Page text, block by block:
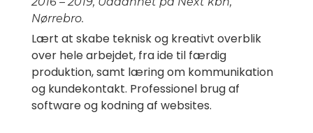
Nørrebro.
Lært at skabe teknisk og kreativt overblik
over hele arbejdet, fra ide til færdig
produktion, samt læring om kommunikation
og kundekontakt. Professionel brug af
software og kodning af websites.